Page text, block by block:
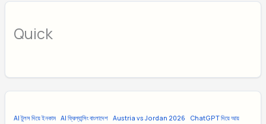
Quick
AI টুলস দিয়ে ইনকাম AI ফ্রিল্যান্সিং বাংলাদেশ Austria vs Jordan 2026 ChatGPT দিয়ে আয়